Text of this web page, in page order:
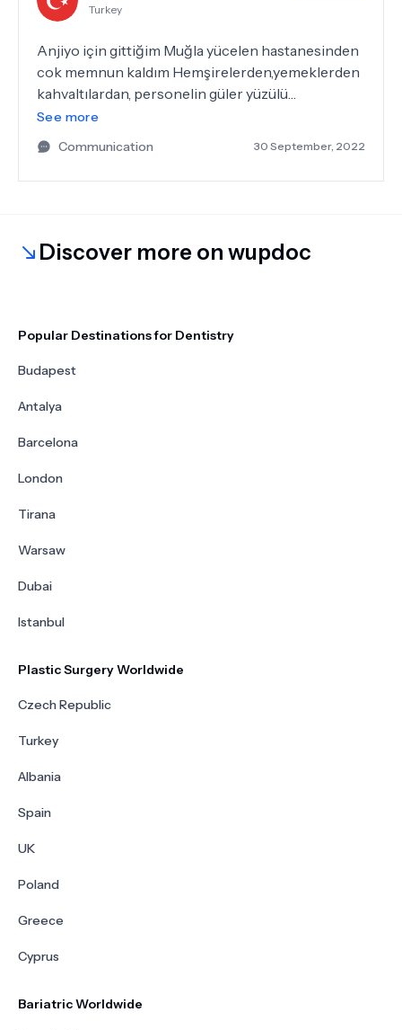
sağlığı için check up yaptırmalarını tavsiye ederim.
çok teşekkür ederim.
Turkey
Anjiyo için gittiğim Muğla yücelen hastanesinden
cok memnun kaldım Hemşirelerden,yemeklerden
kahvaltılardan, personelin güler yüzülü
davranışından cok memnun kaldık,Özellikle DR.
Bulent Polat beyden ayrıca memnun kaldıgımızı
belirtmek isteriz,Bülent bey hastanenin
kaybetmemesi gereken bir değerdirimiz diye
See more
Communication
30 September, 2022
Discover more on wupdoc
Popular Destinations for Dentistry
Budapest
Antalya
Barcelona
London
Tirana
Warsaw
Dubai
Istanbul
Plastic Surgery Worldwide
Czech Republic
Turkey
Albania
Spain
UK
Poland
Greece
Cyprus
Bariatric Worldwide